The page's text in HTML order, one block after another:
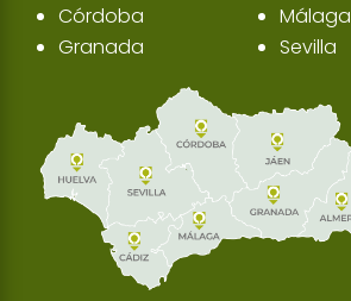
Córdoba
Granada
Málaga
Sevilla